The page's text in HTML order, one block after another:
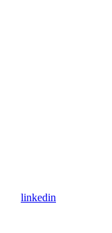
linkedin